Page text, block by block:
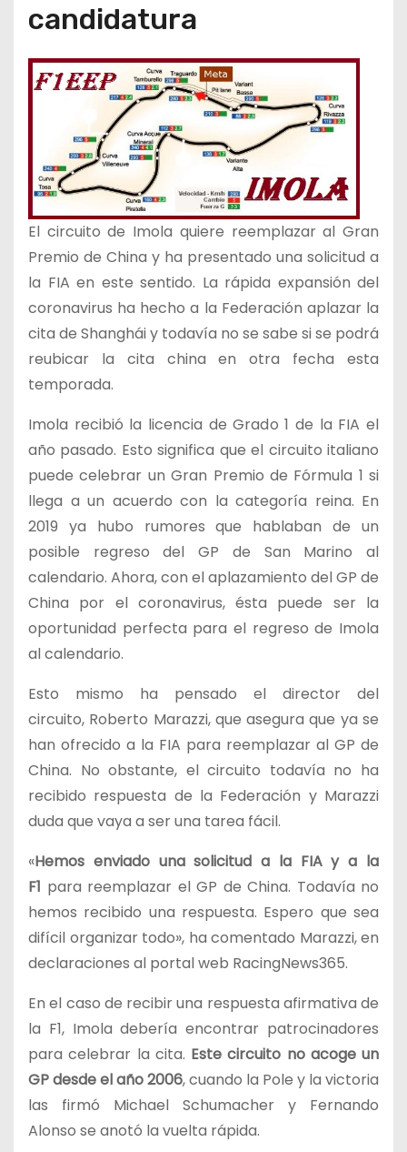
candidatura
El circuito de Imola quiere reemplazar al Gran
Premio de China y ha presentado una solicitud a
la FIA en este sentido. La rápida expansión del
coronavirus ha hecho a la Federación aplazar la
cita de Shanghái y todavía no se sabe si se podrá
reubicar la cita china en otra fecha esta
temporada.
Imola recibió la licencia de Grado 1 de la FIA el
año pasado. Esto significa que el circuito italiano
puede celebrar un Gran Premio de Fórmula 1 si
llega a un acuerdo con la categoría reina. En
2019 ya hubo rumores que hablaban de un
posible regreso del GP de San Marino al
calendario. Ahora, con el aplazamiento del GP de
China por el coronavirus, ésta puede ser la
oportunidad perfecta para el regreso de Imola
al calendario.
Esto mismo ha pensado el director del
circuito, Roberto Marazzi, que asegura que ya se
han ofrecido a la FIA para reemplazar al GP de
China. No obstante, el circuito todavía no ha
recibido respuesta de la Federación y Marazzi
duda que vaya a ser una tarea fácil.
«Hemos enviado una solicitud a la FIA y a la
F1 para reemplazar el GP de China. Todavía no
hemos recibido una respuesta. Espero que sea
difícil organizar todo», ha comentado Marazzi, en
declaraciones al portal web RacingNews365.
En el caso de recibir una respuesta afirmativa de
la F1, Imola debería encontrar patrocinadores
para celebrar la cita. Este circuito no acoge un
GP desde el año 2006, cuando la Pole y la victoria
las firmó Michael Schumacher y Fernando
Alonso se anotó la vuelta rápida.